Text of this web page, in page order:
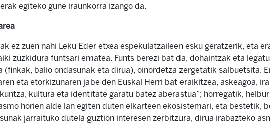
egiteko gune iraunkorra izango da.
ez zuen nahi Leku Eder etxea espekulatzaileen esku geratzerik, eta
zuzkidura funtsari ematea. Funts berezi bat da, dohaintzak eta
(finkak, balio ondasunak eta dirua), oinordetza zergetatik salbuetsita.
eta etorkizunaren jabe den Euskal Herri bat eraikitzea, askeagoa,
kultura eta identitate garatu batez aberastua”; horregatik,
horien alde lan egiten duten elkarteen ekosistemari, eta bestetik,
jarraituko dutela guztion interesen zerbitzura, dirua irabazteko